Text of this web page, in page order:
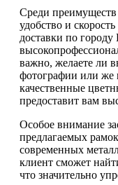
Среди преимуществ
удобство и
доставки по
важно, желаете ли
фотографии или же
качественные
предоставит вам
Особое внимание
предлагаемых
современных
клиент сможет
что значительно